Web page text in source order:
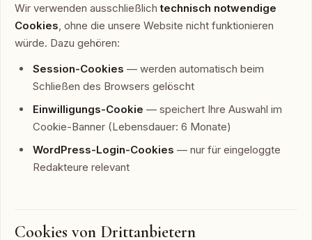
Wir verwenden ausschließlichtechnisch notwendige
Cookies, ohne die unsere Website nicht funktionieren
würde. Dazu gehören:
Session-Cookies — werden automatisch beim
Schließen des Browsers gelöscht
Einwilligungs-Cookie — speichert Ihre Auswahl im
Cookie-Banner (Lebensdauer: 6 Monate)
WordPress-Login-Cookies — nur für eingeloggte
Redakteure relevant
Cookies von Drittanbietern